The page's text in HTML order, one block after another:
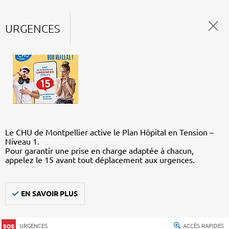
URGENCES
Le CHU de Montpellier active le Plan Hôpital en Tension –
Niveau 1.
Pour garantir une prise en charge adaptée à chacun,
appelez le 15 avant tout déplacement aux urgences.
EN SAVOIR PLUS
URGENCES ACCÈS RAPIDES